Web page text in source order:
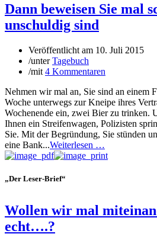
Dann beweisen Sie mal
unschuldig sind
Veröffentlicht am 10. Juli 2015
/unterTagebuch
/mit 4 Kommentaren
Nehmen wir mal an, Sie sind an einem
Woche unterwegs zur Kneipe ihres
Wochenende ein, zwei Bier zu trinken.
Ihnen ein Streifenwagen, Polizisten
Sie. Mit der Begründung, Sie stünden
eine Bank...Weiterlesen …
„Der Leser-Brief“
Wollen wir mal
echt….?